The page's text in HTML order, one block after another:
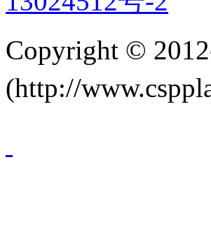
Copyright ©
(http://